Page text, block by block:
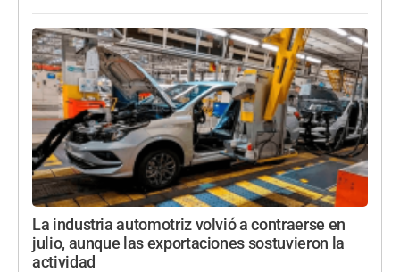
La industria automotriz volvió a contraerse en
julio, aunque las exportaciones sostuvieron la
actividad